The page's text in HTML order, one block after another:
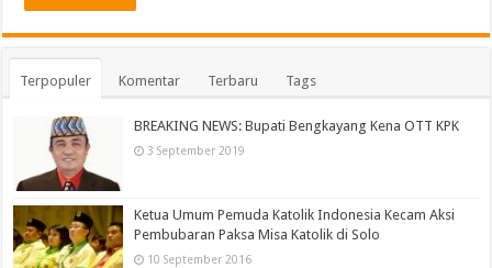
Terpopuler Komentar Terbaru Tags
BREAKING NEWS: Bupati Bengkayang Kena OTT KPK
3 September 2019
Ketua Umum Pemuda Katolik Indonesia Kecam Aksi
Pembubaran Paksa Misa Katolik di Solo
10 September 2016